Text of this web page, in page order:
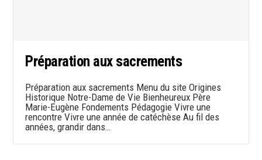
Préparation aux sacrements
Préparation aux sacrements Menu du site Origines
Historique Notre-Dame de Vie Bienheureux Père
Marie-Eugène Fondements Pédagogie Vivre une
rencontre Vivre une année de catéchèse Au fil des
années, grandir dans…